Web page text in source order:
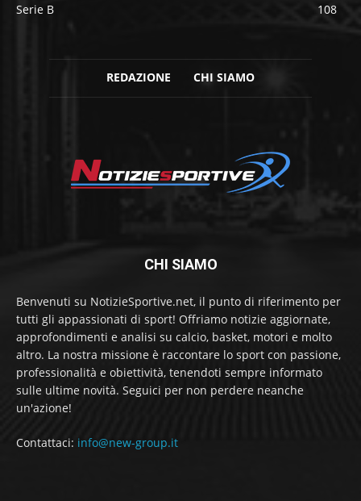
Serie B
108
REDAZIONE CHI SIAMO
CHI SIAMO
Benvenuti su NotizieSportive.net, il punto di riferimento per
tutti gli appassionati di sport! Offriamo notizie aggiornate,
approfondimenti e analisi su calcio, basket, motori e molto
altro. La nostra missione è raccontare lo sport con passione,
professionalità e obiettività, tenendoti sempre informato
sulle ultime novità. Seguici per non perdere neanche
un'azione!
Contattaci: info@new-group.it